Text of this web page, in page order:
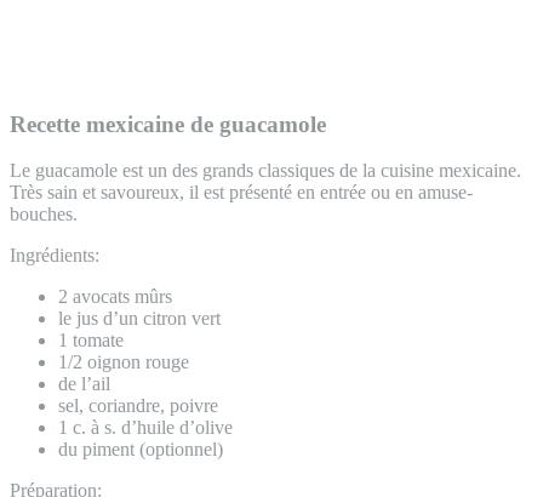
Recette mexicaine de guacamole
Le guacamole est un des grands classiques de la cuisine mexicaine.
Très sain et savoureux, il est présenté en entrée ou en amuse-
bouches.
Ingrédients:
2 avocats mûrs
le jus d’un citron vert
1 tomate
1/2 oignon rouge
de l’ail
sel, coriandre, poivre
1 c. à s. d’huile d’olive
du piment (optionnel)
Préparation: